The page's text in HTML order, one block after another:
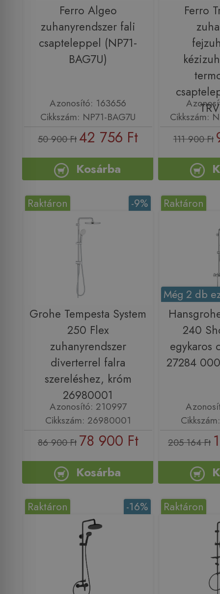
Ferro Algeo
zuhanyrendszer fali
csapteleppel (NP71-
BAG7U)
Azonosító: 163656
Cikkszám: NP71-BAG7U
50 900 Ft42 756 Ft
Kosárba
Ferro
Cikkszám:
111 900 Ft
-9%
Raktáron
Grohe Tempesta System
250 Flex
zuhanyrendszer
diverterrel falra
szereléshez, króm
26980001
Azonosító: 210997
Cikkszám: 26980001
86 900 Ft 78 900 Ft
Kosárba
Raktáron
Még 2 db
240
egykaros
27284
205 164 Ft
-16%
Raktáron Raktáron